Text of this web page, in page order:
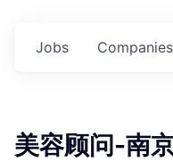
Jobs Companies
美容顾问-南